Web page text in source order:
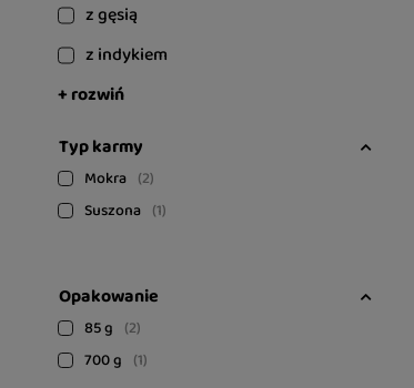
z gęsią
z indykiem
+ rozwiń
Typ karmy
Mokra
2
Suszona
1
Opakowanie
85 g
2
700 g
1